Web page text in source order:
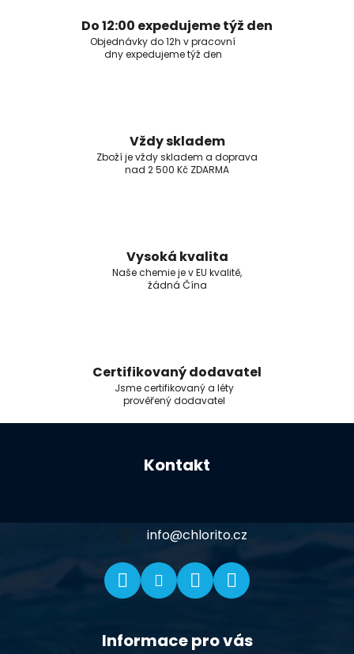
Do 12:00 expedujeme týž den
Objednávky do 12h v pracovní
dny expedujeme týž den
Vždy skladem
Zboží je vždy skladem a doprava
nad 2 500 Kč ZDARMA
Vysoká kvalita
Naše chemie je v EU kvalitě,
žádná Čína
Certifikovaný dodavatel
Jsme certifikovaný a léty
prověřený dodavatel
Kontakt
info@chlorito.cz
Informace pro vás